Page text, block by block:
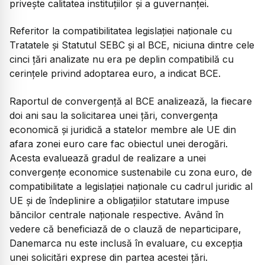
privește calitatea instituțiilor și a guvernanței.
Referitor la compatibilitatea legislației naționale cu
Tratatele și Statutul SEBC și al BCE, niciuna dintre cele
cinci țări analizate nu era pe deplin compatibilă cu
cerințele privind adoptarea euro, a indicat BCE.
Raportul de convergență al BCE analizează, la fiecare
doi ani sau la solicitarea unei țări, convergența
economică și juridică a statelor membre ale UE din
afara zonei euro care fac obiectul unei derogări.
Acesta evaluează gradul de realizare a unei
convergențe economice sustenabile cu zona euro, de
compatibilitate a legislației naționale cu cadrul juridic al
UE și de îndeplinire a obligațiilor statutare impuse
băncilor centrale naționale respective. Având în
vedere că beneficiază de o clauză de neparticipare,
Danemarca nu este inclusă în evaluare, cu excepția
unei solicitări exprese din partea acestei țări.